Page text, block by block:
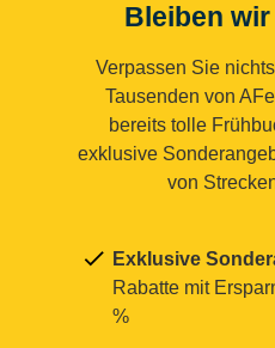
Bleiben
Verpassen Sie
Tausenden von
bereits tolle
exklusive
von
Exklusive
Rabatte mit
%